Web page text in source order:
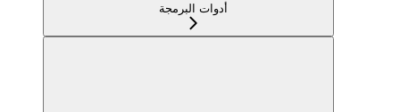
أدوات البرمجة